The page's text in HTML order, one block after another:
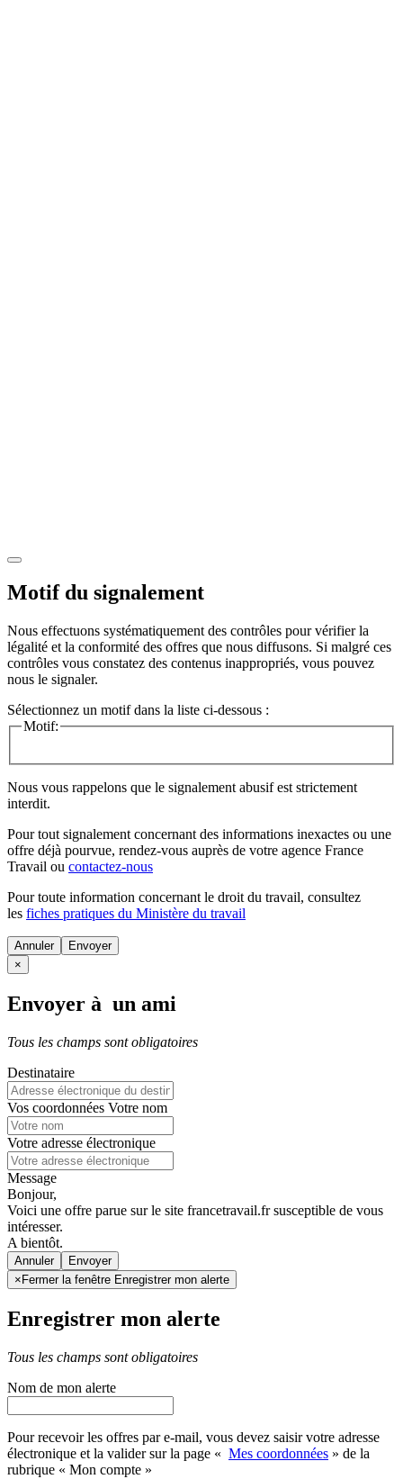
Motif du signalement
Nous effectuons systématiquement des contrôles pour vérifier la
légalité et la conformité des offres que nous diffusons. Si malgré ces
contrôles vous constatez des contenus inappropriés, vous pouvez
nous le signaler.
Sélectionnez un motif dans la liste ci-dessous :
Motif:
Nous vous rappelons que le signalement abusif est strictement
interdit.
Pour tout signalement concernant des informations inexactes ou une
offre déjà pourvue, rendez-vous auprès de votre agence France
Travail ou contactez-nous
Pour toute information concernant le droit du travail, consultez
les fiches pratiques du Ministère du travail
Annuler
×
Envoyer à un ami
Tous les champs sont obligatoires
Destinataire
Vos coordonnées Votre nom
Votre adresse électronique
Message
Bonjour,
Voici une offre parue sur le site francetravail.fr susceptible de vous
intéresser.
A bientôt.
Annuler
× Fermer la fenêtre Enregistrer mon alerte
Enregistrer mon alerte
Tous les champs sont obligatoires
Nom de mon alerte
Pour recevoir les offres par e-mail, vous devez saisir votre adresse
électronique et la valider sur la page « Mes coordonnées » de la
rubrique « Mon compte »